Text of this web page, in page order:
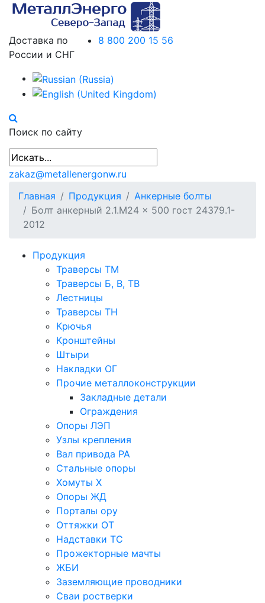
Доставка по
России и СНГ
8 800 200 15 56
Поиск по сайту
zakaz@metallenergonw.ru
Главная
Продукция
Анкерные болты
Болт анкерный 2.1.М24 × 500 гост 24379.1-
2012
Продукция
Траверсы ТМ
Траверсы Б, В, ТВ
Лестницы
Траверсы ТН
Крючья
Кронштейны
Штыри
Накладки ОГ
Прочие металлоконструкции
Закладные детали
Ограждения
Опоры ЛЭП
Узлы крепления
Вал привода РА
Стальные опоры
Хомуты Х
Опоры ЖД
Порталы ору
Оттяжки ОТ
Надставки ТС
Прожекторные мачты
ЖБИ
Заземляющие проводники
Сваи ростверки